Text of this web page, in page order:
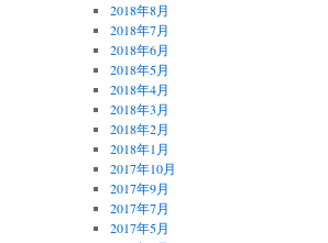
2018年8月
2018年7月
2018年6月
2018年5月
2018年4月
2018年3月
2018年2月
2018年1月
2017年10月
2017年9月
2017年7月
2017年5月